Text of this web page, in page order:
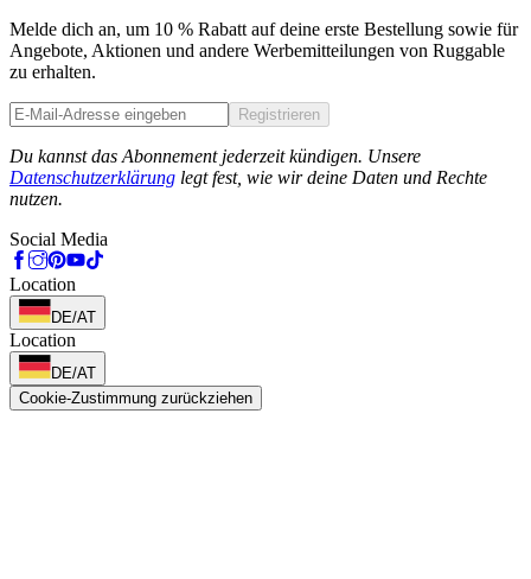
Melde dich an, um 10 % Rabatt auf deine erste Bestellung sowie für
Angebote, Aktionen und andere Werbemitteilungen von Ruggable
zu erhalten.
Registrieren
Du kannst das Abonnement jederzeit kündigen. Unsere
Datenschutzerklärung legt fest, wie wir deine Daten und Rechte
nutzen.
Social Media
Location
DE/AT
Location
DE/AT
Cookie-Zustimmung zurückziehen